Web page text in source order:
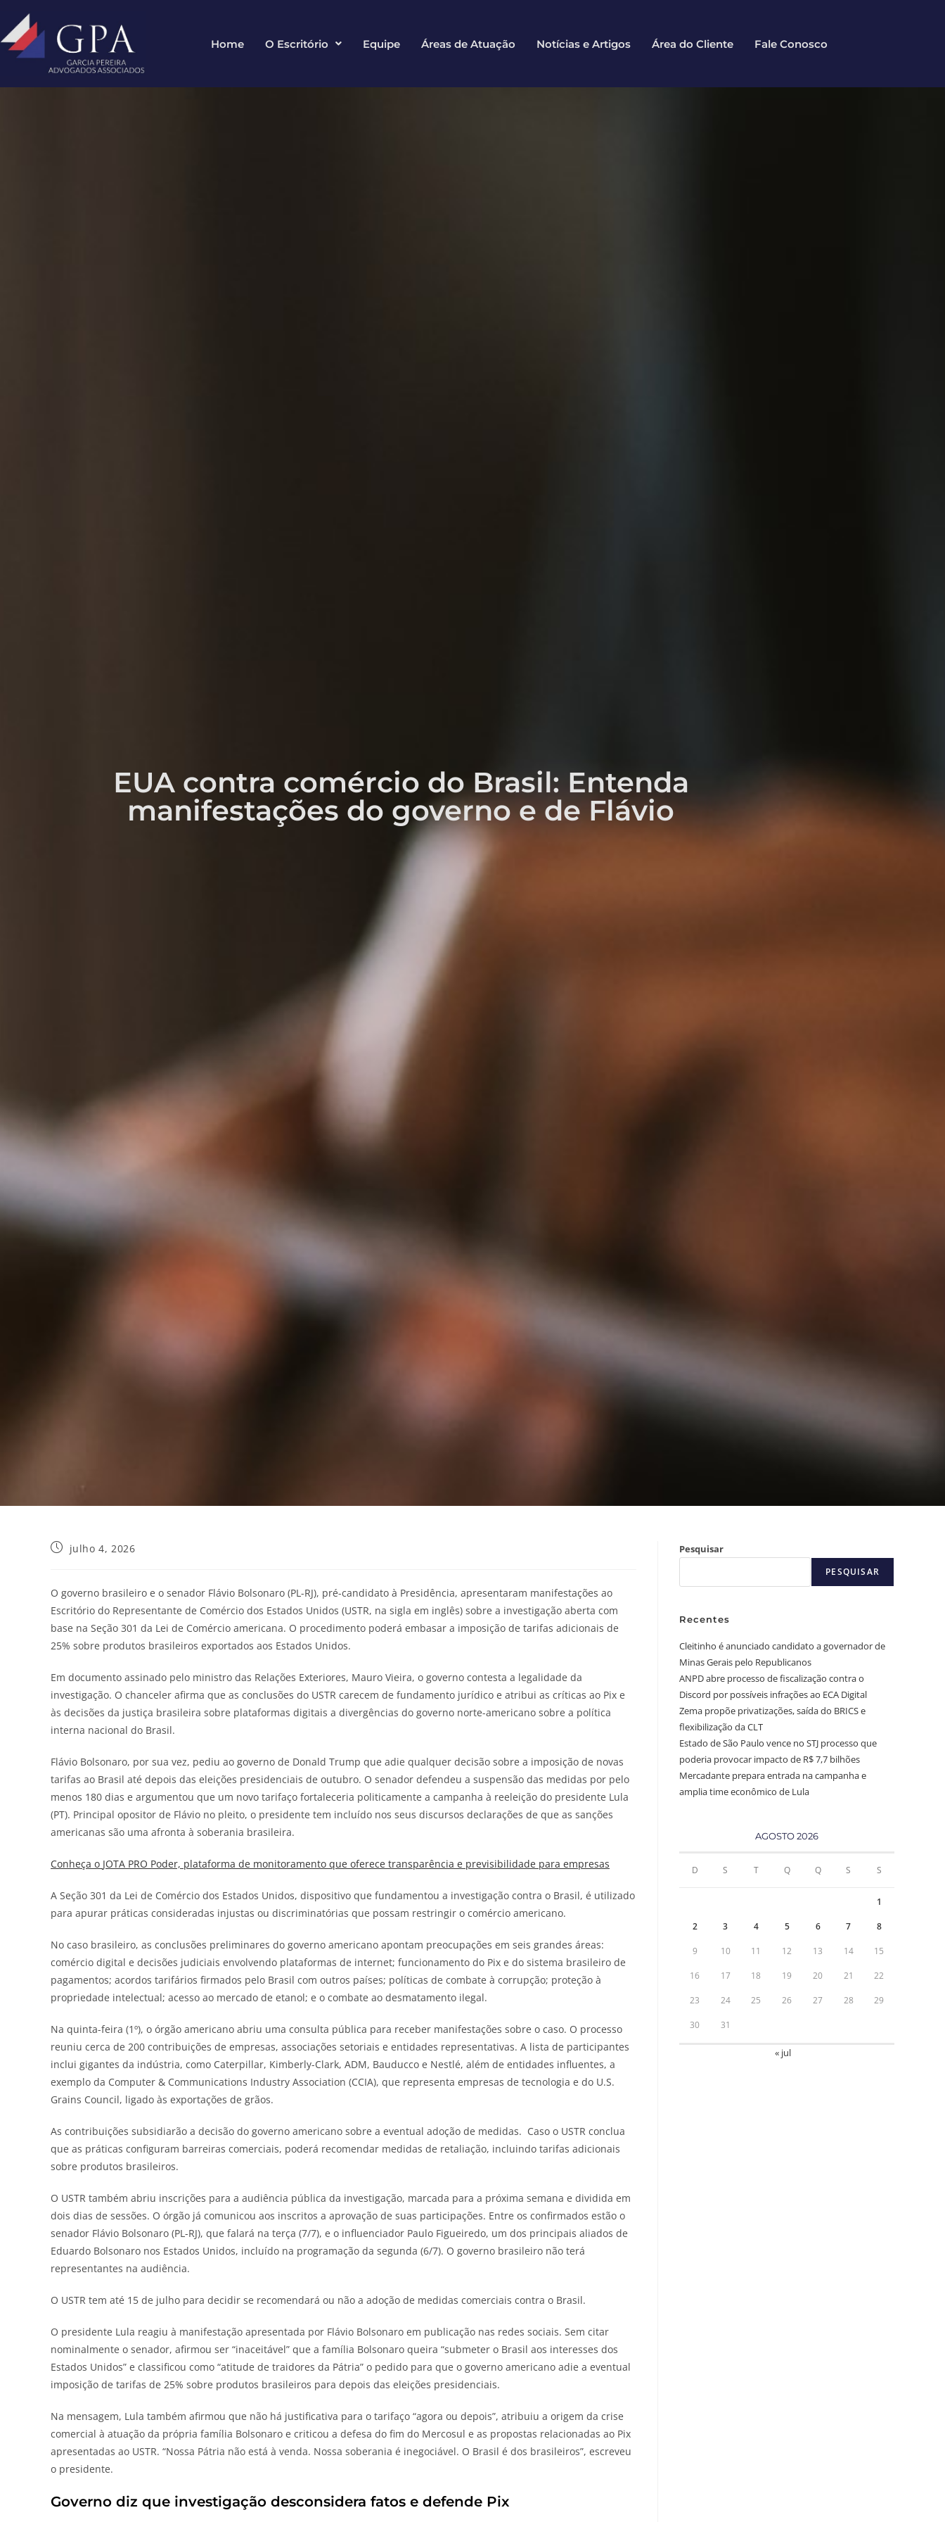
Home O Escritório Equipe Áreas de Atuação Notícias e Artigos Área do Cliente Fale Conosco
EUA contra comércio do Brasil: Entenda
manifestações do governo e de Flávio
julho 4, 2026
O governo brasileiro e o senador Flávio Bolsonaro (PL-RJ), pré-candidato à Presidência, apresentaram manifestações ao
Escritório do Representante de Comércio dos Estados Unidos (USTR, na sigla em inglês) sobre a investigação aberta com
base na Seção 301 da Lei de Comércio americana. O procedimento poderá embasar a imposição de tarifas adicionais de
25% sobre produtos brasileiros exportados aos Estados Unidos.
Em documento assinado pelo ministro das Relações Exteriores, Mauro Vieira, o governo contesta a legalidade da
investigação. O chanceler afirma que as conclusões do USTR carecem de fundamento jurídico e atribui as críticas ao Pix e
às decisões da justiça brasileira sobre plataformas digitais a divergências do governo norte-americano sobre a política
interna nacional do Brasil.
Flávio Bolsonaro, por sua vez, pediu ao governo de Donald Trump que adie qualquer decisão sobre a imposição de novas
tarifas ao Brasil até depois das eleições presidenciais de outubro. O senador defendeu a suspensão das medidas por pelo
menos 180 dias e argumentou que um novo tarifaço fortaleceria politicamente a campanha à reeleição do presidente Lula
(PT). Principal opositor de Flávio no pleito, o presidente tem incluído nos seus discursos declarações de que as sanções
americanas são uma afronta à soberania brasileira.
Conheça o JOTA PRO Poder, plataforma de monitoramento que oferece transparência e previsibilidade para empresas
A Seção 301 da Lei de Comércio dos Estados Unidos, dispositivo que fundamentou a investigação contra o Brasil, é utilizado
para apurar práticas consideradas injustas ou discriminatórias que possam restringir o comércio americano.
No caso brasileiro, as conclusões preliminares do governo americano apontam preocupações em seis grandes áreas:
comércio digital e decisões judiciais envolvendo plataformas de internet; funcionamento do Pix e do sistema brasileiro de
pagamentos; acordos tarifários firmados pelo Brasil com outros países; políticas de combate à corrupção; proteção à
propriedade intelectual; acesso ao mercado de etanol; e o combate ao desmatamento ilegal.
Na quinta-feira (1º), o órgão americano abriu uma consulta pública para receber manifestações sobre o caso. O processo
reuniu cerca de 200 contribuições de empresas, associações setoriais e entidades representativas. A lista de participantes
inclui gigantes da indústria, como Caterpillar, Kimberly-Clark, ADM, Bauducco e Nestlé, além de entidades influentes, a
exemplo da Computer & Communications Industry Association (CCIA), que representa empresas de tecnologia e do U.S.
Grains Council, ligado às exportações de grãos.
As contribuições subsidiarão a decisão do governo americano sobre a eventual adoção de medidas. Caso o USTR conclua
que as práticas configuram barreiras comerciais, poderá recomendar medidas de retaliação, incluindo tarifas adicionais
sobre produtos brasileiros.
O USTR também abriu inscrições para a audiência pública da investigação, marcada para a próxima semana e dividida em
dois dias de sessões. O órgão já comunicou aos inscritos a aprovação de suas participações. Entre os confirmados estão o
senador Flávio Bolsonaro (PL-RJ), que falará na terça (7/7), e o influenciador Paulo Figueiredo, um dos principais aliados de
Eduardo Bolsonaro nos Estados Unidos, incluído na programação da segunda (6/7). O governo brasileiro não terá
representantes na audiência.
O USTR tem até 15 de julho para decidir se recomendará ou não a adoção de medidas comerciais contra o Brasil.
O presidente Lula reagiu à manifestação apresentada por Flávio Bolsonaro em publicação nas redes sociais. Sem citar
nominalmente o senador, afirmou ser “inaceitável” que a família Bolsonaro queira “submeter o Brasil aos interesses dos
Estados Unidos” e classificou como “atitude de traidores da Pátria” o pedido para que o governo americano adie a eventual
imposição de tarifas de 25% sobre produtos brasileiros para depois das eleições presidenciais.
Na mensagem, Lula também afirmou que não há justificativa para o tarifaço “agora ou depois”, atribuiu a origem da crise
comercial à atuação da própria família Bolsonaro e criticou a defesa do fim do Mercosul e as propostas relacionadas ao Pix
apresentadas ao USTR. “Nossa Pátria não está à venda. Nossa soberania é inegociável. O Brasil é dos brasileiros”, escreveu
o presidente.
Governo diz que investigação desconsidera fatos e defende Pix
Pesquisar
PESQUISAR
Recentes
Cleitinho é anunciado candidato a governador de
Minas Gerais pelo Republicanos
ANPD abre processo de fiscalização contra o
Discord por possíveis infrações ao ECA Digital
Zema propõe privatizações, saída do BRICS e
flexibilização da CLT
Estado de São Paulo vence no STJ processo que
poderia provocar impacto de R$ 7,7 bilhões
Mercadante prepara entrada na campanha e
amplia time econômico de Lula
AGOSTO 2026
D S T Q Q S S
1
2 3 4 5 6 7 8
9 10 11 12 13 14 15
16 17 18 19 20 21 22
23 24 25 26 27 28 29
30 31
« jul